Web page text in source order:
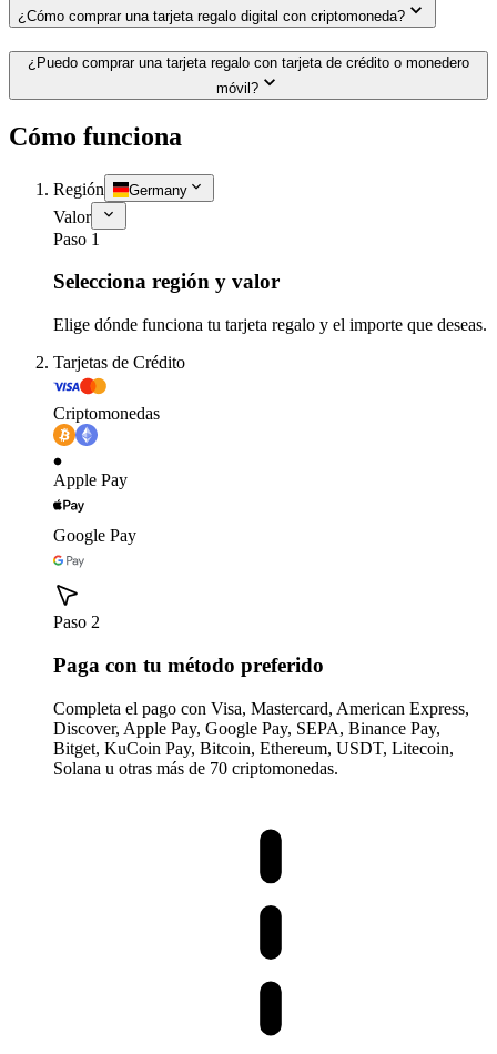
¿Cómo comprar una tarjeta regalo digital con criptomoneda?
¿Puedo comprar una tarjeta regalo con tarjeta de crédito o monedero
móvil?
Cómo funciona
Región Germany
Valor
Paso 1
Selecciona región y valor
Elige dónde funciona tu tarjeta regalo y el importe que deseas.
Tarjetas de Crédito
Criptomonedas
Apple Pay
Google Pay
Paso 2
Paga con tu método preferido
Completa el pago con Visa, Mastercard, American Express,
Discover, Apple Pay, Google Pay, SEPA, Binance Pay,
Bitget, KuCoin Pay, Bitcoin, Ethereum, USDT, Litecoin,
Solana u otras más de 70 criptomonedas.